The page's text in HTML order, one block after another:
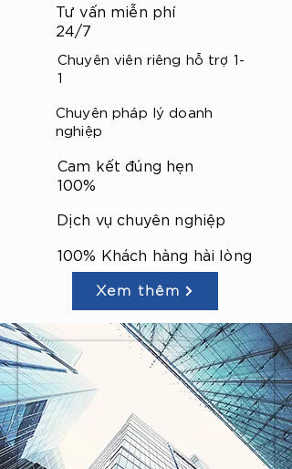
Tư vấn miễn phí
24/7
Chuyên viên riêng hỗ trợ 1-
1
Chuyên pháp lý doanh
nghiệp
Cam kết đúng hẹn
100%
Dịch vụ chuyên nghiệp
100% Khách hàng hài lòng
Xem thêm